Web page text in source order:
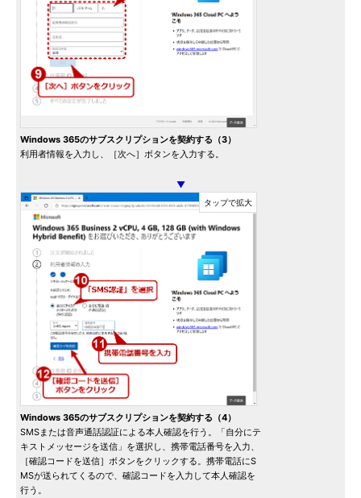
Windows 365のサブスクリプションを契約する（3）
利用者情報を入力し、［次へ］ボタンを入力する。
▼
Windows 365のサブスクリプションを契約する（4）
SMSまたは音声通話認証による本人確認を行う。「自分にテ
キストメッセージを送信」を選択し、携帯電話番号を入力、
［確認コードを送信］ボタンをクリックする。携帯電話にS
MSが送られてくるので、確認コードを入力して本人確認を
行う。